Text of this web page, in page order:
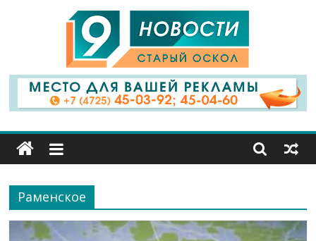
9
Канал
Старый
Оскол
Раменское